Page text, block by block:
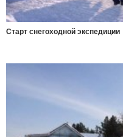
Старт снегоходной экспедиции